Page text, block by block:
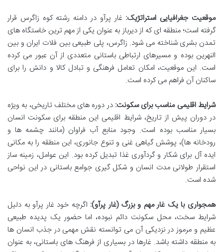
موقعیت جغرافیایی استراتژیک: غار پرآو در دامنه رشته کوه زاگرس قرار
گرفته است؛ منطقه ای که از دیرباز به عنوان یکی از مهم ترین خاستگاه های
تمدن بشری شناخته می شود. زاگرس، پلی طبیعی بین فلات ایران و بین
النهرین بوده و مسیرهای ارتباطی باستانی متعددی از آن عبور می کرده
است. این موقعیت، امکان تعامل فرهنگی و تبادل کالا و دانش را برای
ساکنان آن فراهم می کرده است.
شرایط اقلیمی مناسب برای سکونت: در دوره های مختلف تاریخی، به ویژه
در دوران پیش از تاریخ، شرایط اقلیمی این منطقه برای سکونت انسان
بسیار مناسب بوده است. وجود منابع آب فراوان (مانند چشمه ها و
رودخانه ها)، پوشش گیاهی غنی و تنوع جانوری، این منطقه را به مکانی
ایده آل برای شکار و گردآوری غذا تبدیل کرده بود. این عوامل، زمینه ساز
استقرار طولانی مدت انسان و شکل گیری جوامع باستانی در این نواحی
شده است.
همجواری با یک غار مهم و بزرگ (غار پرآو): اگرچه خود غار پرآو به دلیل
شرایط سخت، محل سکونت دائم نبوده، اما حضور یک پدیده طبیعی
عظیم و مرموز در نزدیکی آن می توانسته نقش مهمی در جذب انسان ها
به منطقه داشته باشد. غارها در بسیاری از فرهنگ های باستانی، به عنوان